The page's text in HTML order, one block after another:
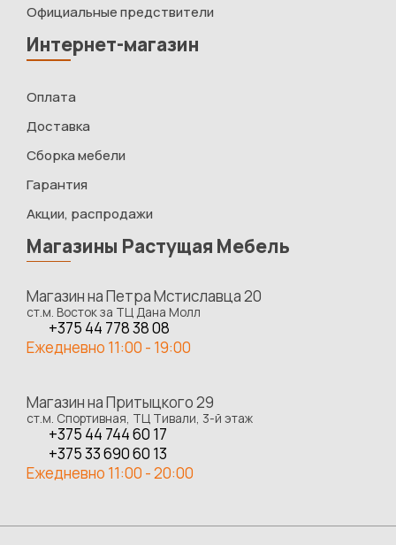
Официальные предствители
Интернет-магазин
Оплата
Доставка
Сборка мебели
Гарантия
Акции, распродажи
Магазины Растущая Мебель
Магазин на Петра Мстиславца 20
ст.м. Восток за ТЦ Дана Молл
+375 44 778 38 08
Ежедневно 11:00 - 19:00
Магазин на Притыцкого 29
ст.м. Спортивная, ТЦ Тивали, 3-й этаж
+375 44 744 60 17
+375 33 690 60 13
Ежедневно 11:00 - 20:00